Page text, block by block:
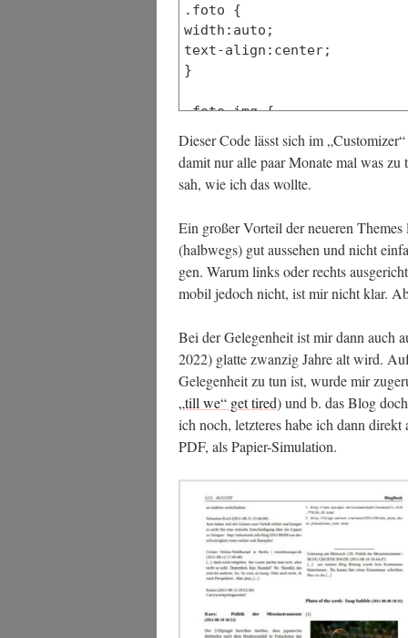
.foto {
width:auto;
text-align:center;
}
.foto img {
padding:1px 1px 1px 1px;
background:#202020;
margin-bottom: 0px;
.foto a:hover {
text-decoration: none
}
a:hover {
background-color: orange;
text-decoration:none
.site-content {
background:grey;
padding-bottom:0.75em;
.site-content-contain .wrap
background:white;
border: 1.25em solid white;
Die­ser Code lässt sich im
damit nur alle paar Mona­te mal was zu
sah, wie ich das wollte.
Ein gro­ßer Vor­teil der neue­ren
(halb­wegs) gut aus­se­hen und nicht
gen. War­um links oder rechts
mobil jedoch nicht, ist mir nicht klar.
Bei der Gele­gen­heit ist mir dann auch
2022) glat­te zwan­zig Jah­re alt wird.
Gele­gen­heit zu tun ist, wur­de mir
„till we“ get tired) und b. das Blog
ich noch, letz­te­res habe ich dann
PDF, als Papier-Simulation.